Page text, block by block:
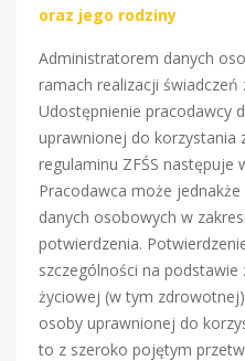
oraz jego rodziny
Administratorem danych
ramach realizacji
Udostępnienie pracodawcy
uprawnionej do korzystania
regulaminu ZFŚS następuje
Pracodawca może
danych osobowych w
potwierdzenia.
szczególności na
życiowej (w tym
osoby uprawnionej do
to z szeroko pojętym